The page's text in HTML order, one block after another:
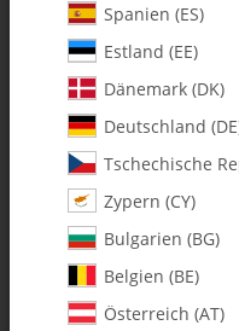
106-25 3mm
Artikelnummer:
Kategorie:Alle Artikel
106-25 3mm Retaining
$ 2.38
Spanien (ES)
Estland (EE)
Dänemark (DK)
Deutschland
Tschechische
Zypern (CY)
Bulgarien (BG)
Belgien (BE)
Österreich (AT)